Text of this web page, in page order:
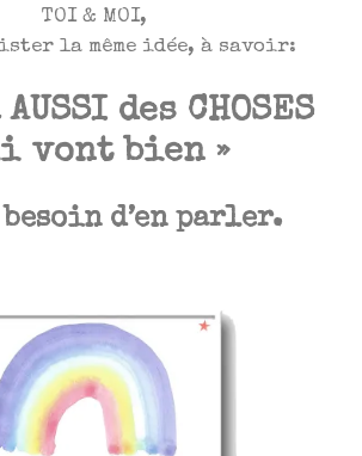
TOI & MOI,
la même idée, à savoir:
des CHOSES
vont bien »
besoin d’en parler.